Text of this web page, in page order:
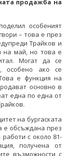
продажба на
особеният
– това е през
Трайков и
на май, но това е
Могат да се
особено ако се
е функция на
основно в
една по една от
на бургаската
е обсъждана през
с около 81-
получена от
възможности с